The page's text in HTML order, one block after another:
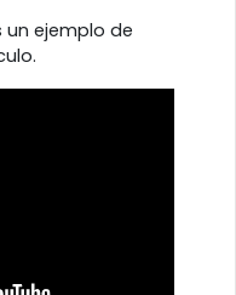
un ejemplo de